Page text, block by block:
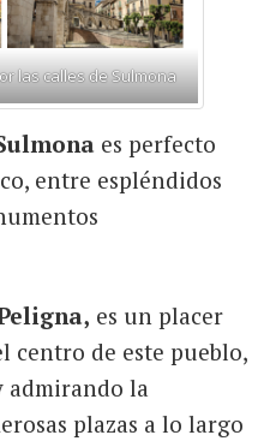
las calles de Sulmona
es perfecto
entre espléndidos
es un placer
centro de este pueblo,
admirando la
plazas a lo largo